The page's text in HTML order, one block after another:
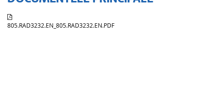
805.RAD3232.EN_805.RAD3232.EN.PDF